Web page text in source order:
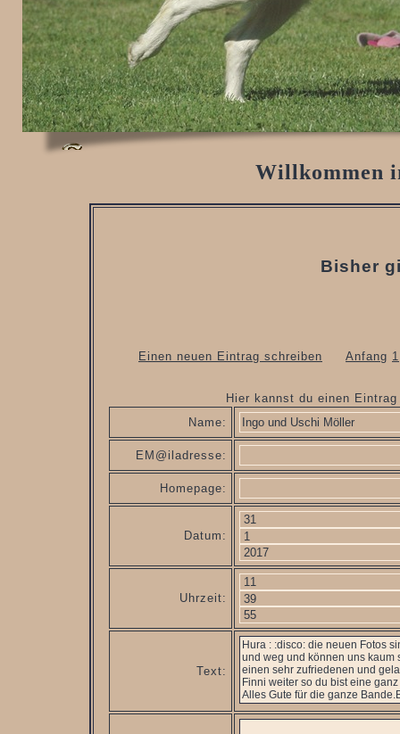
Willkommen
Bisher
Einen neuen Eintrag schreiben Anfang 1
Hier kannst du einen
Name:
EM@iladresse:
Homepage:
Datum:
Uhrzeit:
Text: